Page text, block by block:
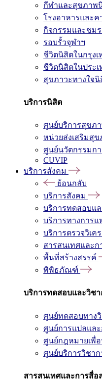
กีฬาและสุขภาพ
โรงอาหารและค
กิจกรรมและชม
รอบรั้วจุฬาฯ
ชีวิตนิสิตในกรุงเ
ชีวิตนิสิตในประเ
สุขภาวะทางใจนิ
บริการนิสิต
ศูนย์บริการสุขภ
หน่วยส่งเสริมสุ
ศูนย์นวัตกรรมกา
CUVIP
บริการสังคม
ย้อนกลับ
บริการสังคม
บริการทดสอบแ
บริการทางการแ
บริการตรวจวิเ
สารสนเทศและก
พื้นที่สร้างสรรค์
พิพิธภัณฑ์
บริการทดสอบและวิชา
ศูนย์ทดสอบทาง
ศูนย์การแปลและ
ศูนย์กฎหมายเพื่
ศูนย์บริการวิชา
สารสนเทศและการสื่อ